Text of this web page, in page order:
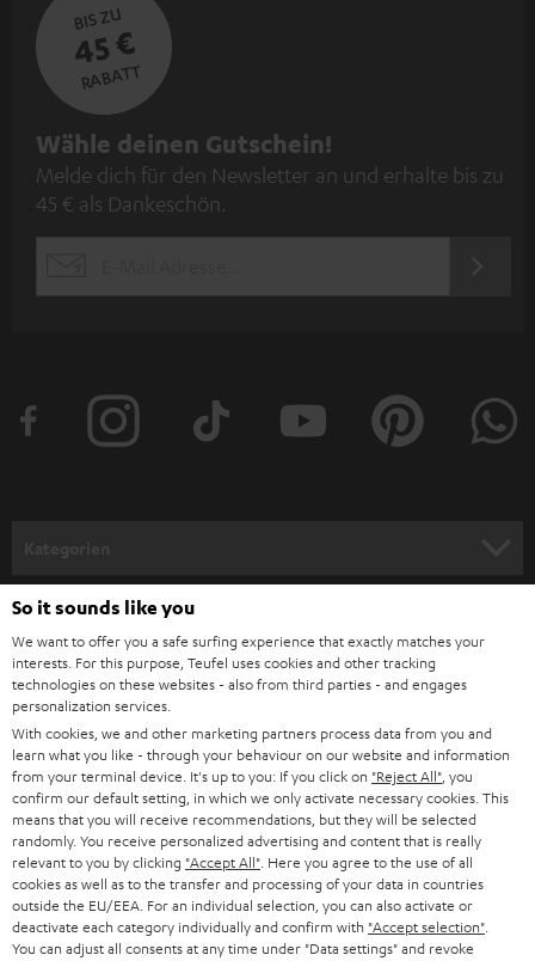
BIS ZU
45 €
RABATT
N
e
w
e
e
l
d
u
n
g
Wähle deinen Gutschein!
Melde dich für den Newsletter an und erhalte bis zu
45 € als Dankeschön.
HEIMKINO
HEIMKINO-KOMPLETTANLAGEN
SOUNDBARS
STEREO
SMART HOME
BLUETOOTH-LAUTSPRECHER
KOPFHÖRER
Unternehmen
SUPPORT
PRESSE & MARKETING
GESCHÄFTSKUNDEN
PARTNERPROGRAMM
BLOG
Teufel Onlineshops
DEUTSCHLAND
ÖSTERREICH
SCHWEIZ
NIEDERLANDE
So it sounds like you
We want to offer you a safe surfing experience that exactly matches your
interests. For this purpose, Teufel uses cookies and other tracking
technologies on these websites - also from third parties - and engages
personalization services.
With cookies, we and other marketing partners process data from you and
learn what you like - through your behaviour on our website and information
from your terminal device. It's up to you: If you click on "Reject All" , you
confirm our default setting, in which we only activate necessary cookies. This
means that you will receive recommendations, but they will be selected
randomly. You receive personalized advertising and content that is really
relevant to you by clicking "Accept All" . Here you agree to the use of all
cookies as well as to the transfer and processing of your data in countries
outside the EU/EEA. For an individual selection, you can also activate or
deactivate each category individually and confirm with "Accept selection"
You can adjust all consents at any time under "Data settings" and revoke